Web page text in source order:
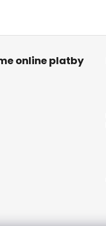
online platby